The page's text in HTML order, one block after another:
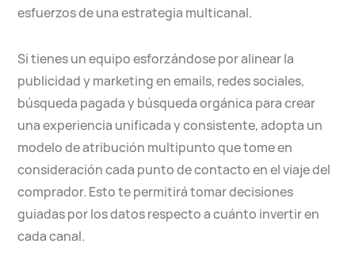
esfuerzos de una estrategia multicanal.
Si tienes un equipo esforzándose por alinear la
publicidad y marketing en emails, redes sociales,
búsqueda pagada y búsqueda orgánica para crear
una experiencia unificada y consistente, adopta un
modelo de atribución multipunto que tome en
consideración cada punto de contacto en el viaje del
comprador. Esto te permitirá tomar decisiones
guiadas por los datos respecto a cuánto invertir en
cada canal.